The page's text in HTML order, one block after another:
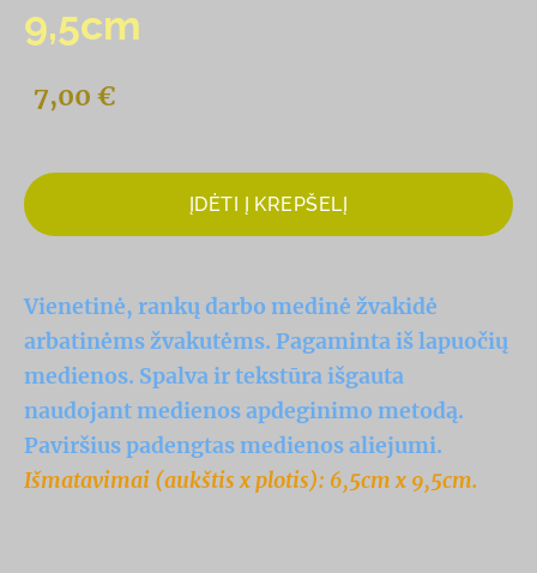
9,5cm
7,00 €
ĮDĖTI Į KREPŠELĮ
Vienetinė, rankų darbo medinė žvakidė
arbatinėms žvakutėms. Pagaminta iš lapuočių
medienos. Spalva ir tekstūra išgauta
naudojant medienos apdeginimo metodą.
Paviršius padengtas medienos aliejumi.
Išmatavimai (aukštis x plotis): 6,5cm x 9,5cm.